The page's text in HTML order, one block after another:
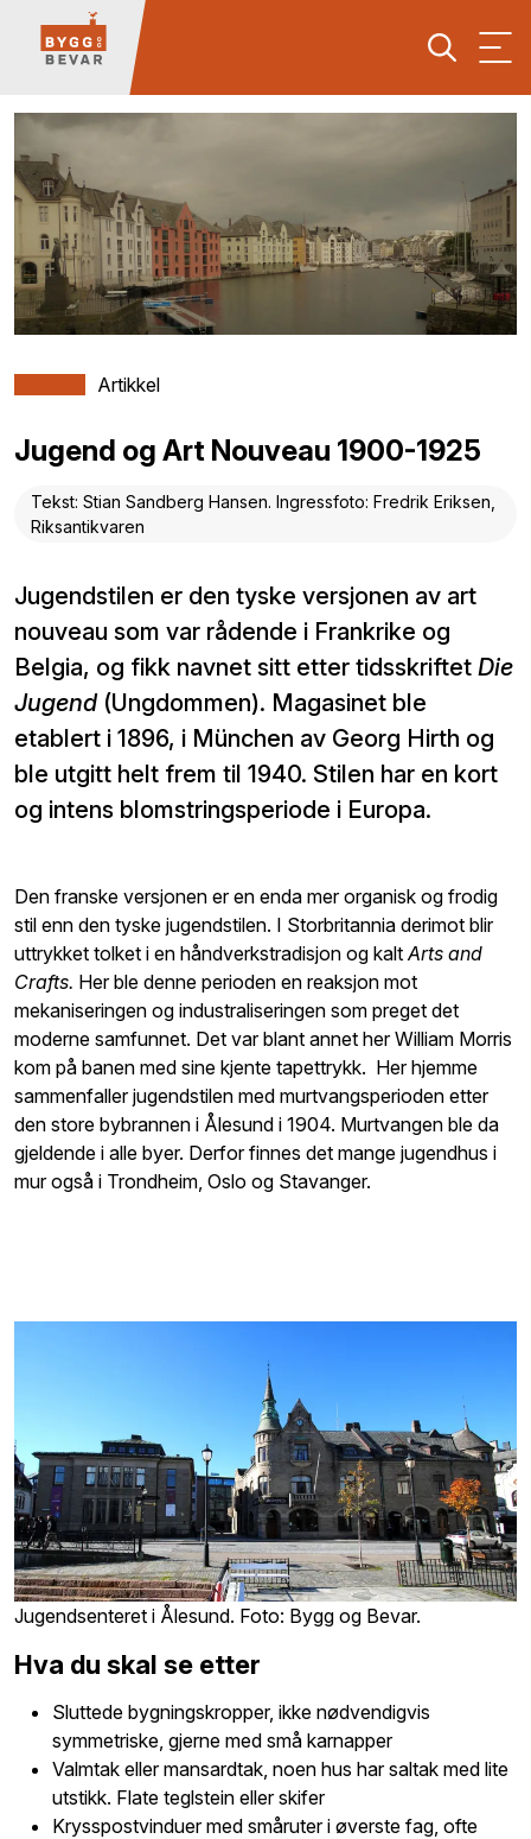
Artikkel
Jugend og Art Nouveau 1900-1925
Tekst: Stian Sandberg Hansen. Ingressfoto: Fredrik Eriksen,
Riksantikvaren
Jugendstilen er den tyske versjonen av art
nouveau som var rådende i Frankrike og
Belgia, og fikk navnet sitt etter tidsskriftet Die
Jugend(Ungdommen). Magasinet ble
etablert i 1896, i München av Georg Hirth og
ble utgitt helt frem til 1940. Stilen har en kort
og intens blomstringsperiode i Europa.
Den franske versjonen er en enda mer organisk og frodig
stil enn den tyske jugendstilen. I Storbritannia derimot blir
uttrykket tolket i en håndverkstradisjon og kalt Arts and
Crafts. Her ble denne perioden en reaksjon mot
mekaniseringen og industraliseringen som preget det
moderne samfunnet. Det var blant annet her William Morris
kom på banen med sine kjente tapettrykk. Her hjemme
sammenfaller jugendstilen med murtvangsperioden etter
den store bybrannen i Ålesund i 1904. Murtvangen ble da
gjeldende i alle byer. Derfor finnes det mange jugendhus i
mur også i Trondheim, Oslo og Stavanger.
Jugendsenteret i Ålesund. Foto: Bygg og Bevar.
Hva du skal se etter
Sluttede bygningskropper, ikke nødvendigvis
symmetriske, gjerne med små karnapper
Valmtak eller mansardtak, noen hus har saltak med lite
utstikk. Flate teglstein eller skifer
Krysspostvinduer med småruter i øverste fag, ofte